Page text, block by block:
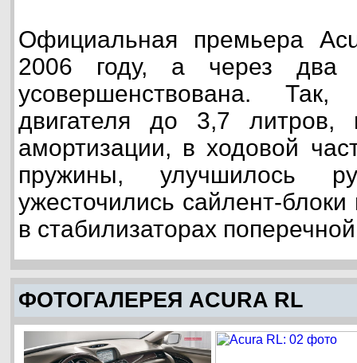
Официальная премьера
2006 году, а через два
усовершенствована.
двигателя до 3,7 литров,
амортизации, в ходовой
пружины, улучшилось
ужесточились сайлент-
в стабилизаторах
ФОТОГАЛЕРЕЯ ACURA RL